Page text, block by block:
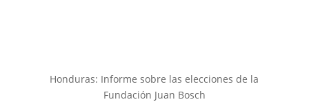
Honduras: Informe sobre las elecciones de la
Fundación Juan Bosch